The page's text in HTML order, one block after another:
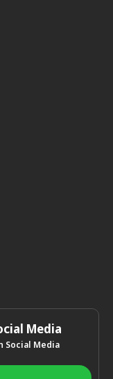
Media
Social Media